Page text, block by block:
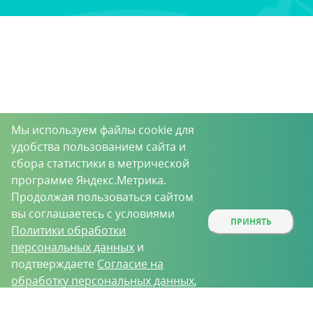
Мы используем файлы cookie для
удобства пользованием сайта и
сбора статистики в метрической
программе Яндекс.Метрика.
Продолжая пользоваться сайтом
вы соглашаетесь с условиями
Политики обработки
персональных данных и
подтверждаете Согласие на
обработку персональных данных,
ПРИНЯТЬ